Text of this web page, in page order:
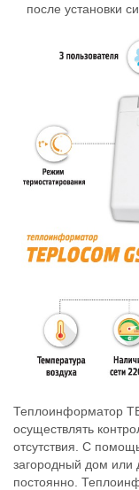
после установки
Теплоинформатор
осуществлять
отсутствия. С
загородный дом или
постоянно.